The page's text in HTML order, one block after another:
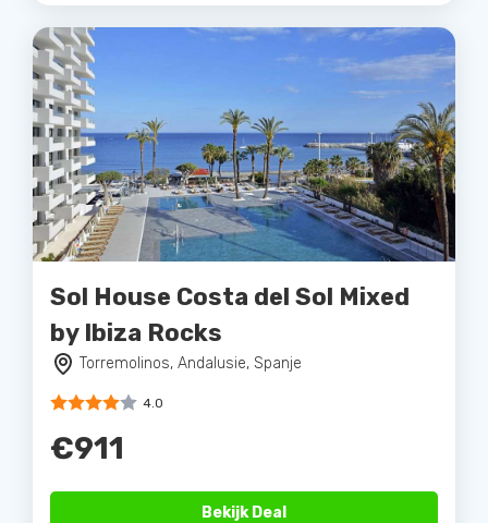
Sol House Costa del Sol Mixed
by Ibiza Rocks
Torremolinos, Andalusie, Spanje
4.0
€911
Bekijk Deal